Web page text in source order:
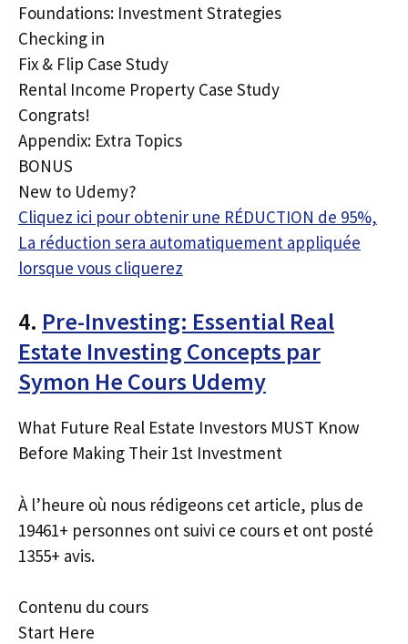
Foundations: Investment Strategies
Checking in
Fix & Flip Case Study
Rental Income Property Case Study
Congrats!
Appendix: Extra Topics
BONUS
New to Udemy?
Cliquez ici pour obtenir une RÉDUCTION de 95%,
La réduction sera automatiquement appliquée
lorsque vous cliquerez
4. Pre-Investing: Essential Real
Estate Investing Concepts par
Symon He Cours Udemy
What Future Real Estate Investors MUST Know
Before Making Their 1st Investment
À l’heure où nous rédigeons cet article, plus de
19461+ personnes ont suivi ce cours et ont posté
1355+ avis.
Contenu du cours
Start Here